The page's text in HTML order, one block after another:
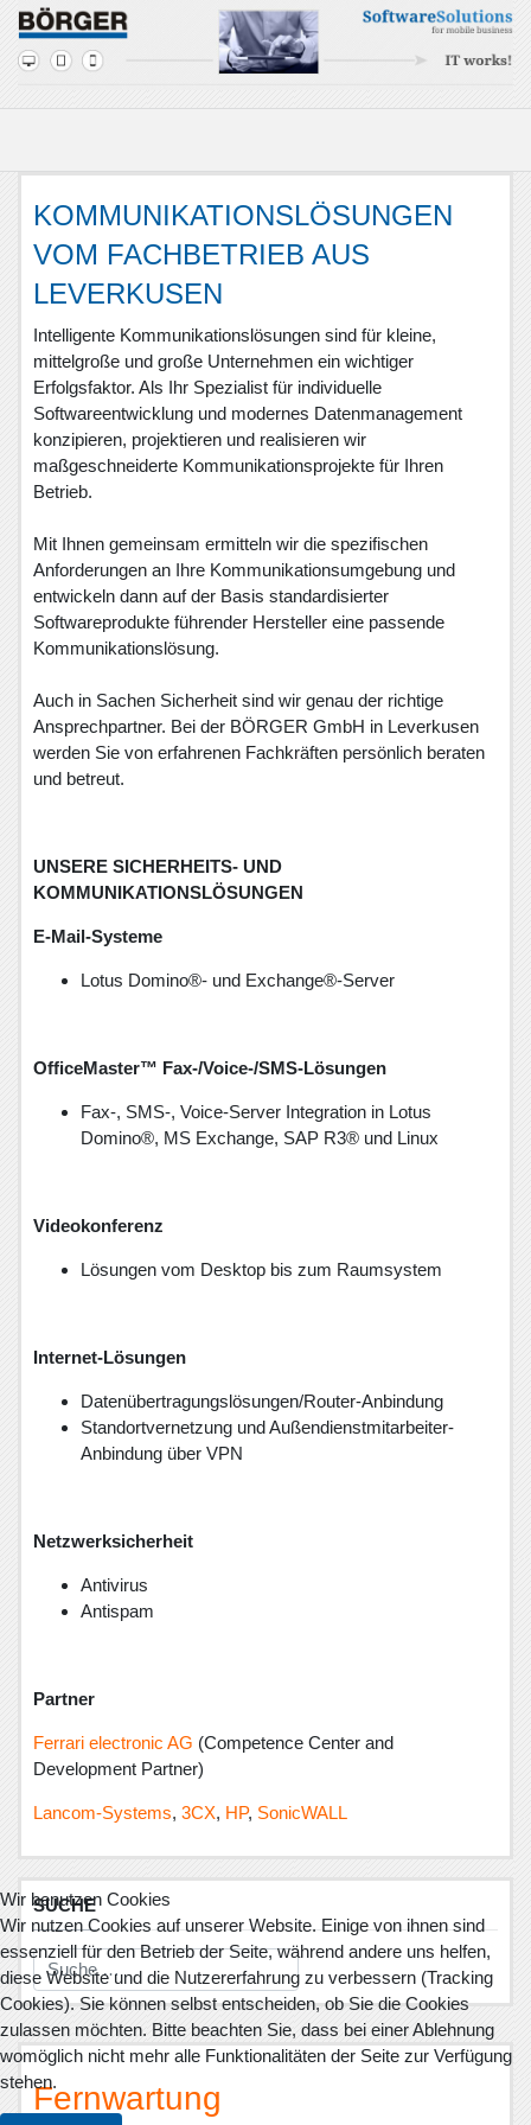
KOMMUNIKATIONSLÖSUNGEN
VOM FACHBETRIEB AUS
LEVERKUSEN
Intelligente Kommunikationslösungen sind für kleine,
mittelgroße und große Unternehmen ein wichtiger
Erfolgsfaktor. Als Ihr Spezialist für individuelle
Softwareentwicklung und modernes Datenmanagement
konzipieren, projektieren und realisieren wir
maßgeschneiderte Kommunikationsprojekte für Ihren
Betrieb.
Mit Ihnen gemeinsam ermitteln wir die spezifischen
Anforderungen an Ihre Kommunikationsumgebung und
entwickeln dann auf der Basis standardisierter
Softwareprodukte führender Hersteller eine passende
Kommunikationslösung.
Auch in Sachen Sicherheit sind wir genau der richtige
Ansprechpartner. Bei der BÖRGER GmbH in Leverkusen
werden Sie von erfahrenen Fachkräften persönlich beraten
und betreut.
UNSERE SICHERHEITS- UND
KOMMUNIKATIONSLÖSUNGEN
E-Mail-Systeme
Lotus Domino®- und Exchange®-Server
OfficeMaster™ Fax-/Voice-/SMS-Lösungen
Fax-, SMS-, Voice-Server Integration in Lotus
Domino®, MS Exchange, SAP R3® und Linux
Videokonferenz
Lösungen vom Desktop bis zum Raumsystem
Internet-Lösungen
Datenübertragungslösungen/Router-Anbindung
Standortvernetzung und Außendienstmitarbeiter-
Anbindung über VPN
Netzwerksicherheit
Antivirus
Antispam
Partner
Ferrari electronic AG (Competence Center and
Development Partner)
Lancom-Systems, 3CX, HP, SonicWALL
SUCHE
Suche
Fernwartung
Wir benutzen Cookies
Wir nutzen Cookies auf unserer Website. Einige von ihnen sind
essenziell für den Betrieb der Seite, während andere uns helfen,
diese Website und die Nutzererfahrung zu verbessern (Tracking
Cookies). Sie können selbst entscheiden, ob Sie die Cookies
zulassen möchten. Bitte beachten Sie, dass bei einer Ablehnung
womöglich nicht mehr alle Funktionalitäten der Seite zur Verfügung
stehen.